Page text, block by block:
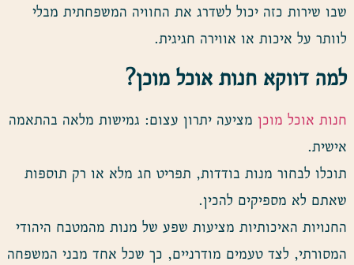
שבו שירות כזה יכול לשדרג את החוויה המשפחתית מבלי
לוותר על איכות או אווירה חגיגית.
למה דווקא חנות אוכל מוכן?
חנות אוכל מוכןמציעה יתרון עצום: גמישות מלאה בהתאמה
אישית.
תוכלו לבחור מנות בודדות, תפריט חג מלא או רק תוספות
שאתם לא מספיקים להכין.
החנויות האיכותיות מציעות שפע של מנות מהמטבח היהודי
המסורתי, לצד טעמים מודרניים, כך שכל אחד מבני המשפחה